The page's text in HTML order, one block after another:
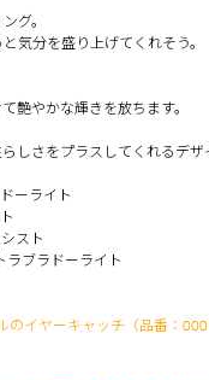
グ。
気分を盛り上げてくれそう。
艶やかな輝きを放ちます。
しさをプラスしてくれるデザ
ーライト
スト
ブラドーライト
イヤーキャッチ（品番：